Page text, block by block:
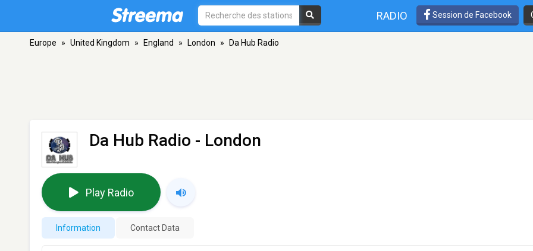
RADIO Session de Facebook
Europe » United Kingdom » England » London » Da Hub Radio
Da Hub Radio - London
Play Radio
Information Contact Data